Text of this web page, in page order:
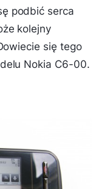
podbić serca
kolejny
się tego
Nokia C6-00.